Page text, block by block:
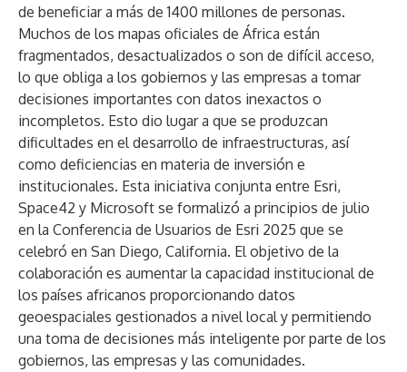
de beneficiar a más de 1400 millones de personas.
Muchos de los mapas oficiales de África están
fragmentados, desactualizados o son de difícil acceso,
lo que obliga a los gobiernos y las empresas a tomar
decisiones importantes con datos inexactos o
incompletos. Esto dio lugar a que se produzcan
dificultades en el desarrollo de infraestructuras, así
como deficiencias en materia de inversión e
institucionales. Esta iniciativa conjunta entre Esri,
Space42 y Microsoft se formalizó a principios de julio
en la Conferencia de Usuarios de Esri 2025 que se
celebró en San Diego, California. El objetivo de la
colaboración es aumentar la capacidad institucional de
los países africanos proporcionando datos
geoespaciales gestionados a nivel local y permitiendo
una toma de decisiones más inteligente por parte de los
gobiernos, las empresas y las comunidades.